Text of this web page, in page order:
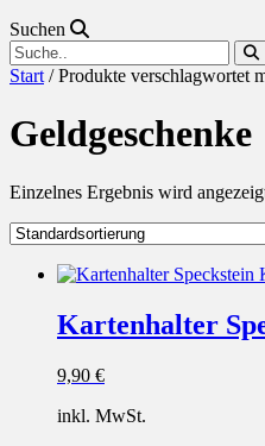
Suchen
Start / Produkte verschlagwortet
Geldgeschenke
Einzelnes Ergebnis wird
Kartenhalter
9,90 €
inkl. MwSt.